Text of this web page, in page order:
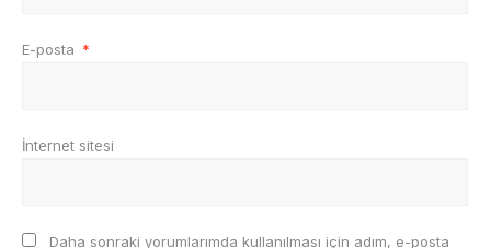
E-posta *
İnternet sitesi
Daha sonraki yorumlarımda kullanılması için adım, e-posta